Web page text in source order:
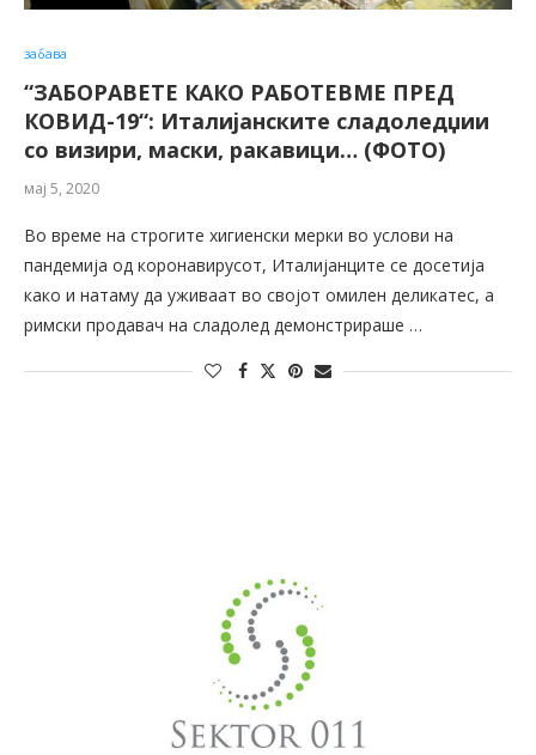
забава
“ЗАБОРАВЕТЕ КАКО РАБОТЕВМЕ ПРЕД
КОВИД-19“: Италијанските сладоледџии
со визири, маски, ракавици… (ФОТО)
мај 5, 2020
Во време на строгите хигиенски мерки во услови на
пандемија од коронавирусот, Италијанците се досетија
како и натаму да уживаат во својот омилен деликатес, а
римски продавач на сладолед демонстрираше …